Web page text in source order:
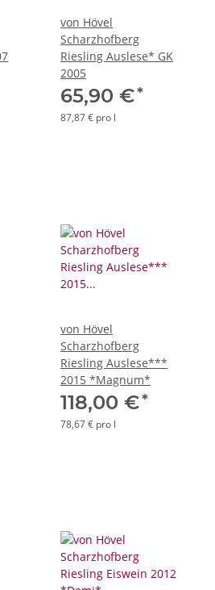
von Hövel
Scharzhofberg
Riesling Auslese* GK
2005
65,90 €*
87,87 € pro l
von Hövel
Scharzhofberg
Riesling Auslese***
2015 *Magnum*
118,00 €*
78,67 € pro l